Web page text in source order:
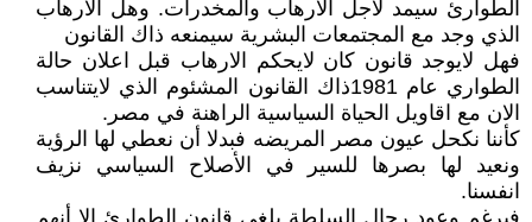
الطوارئ سيمد لأجل الأرهاب والمخدرات. وهل الأرهاب
الذي وجد مع المجتمعات البشرية سيمنعه ذاك القانون
فهل لايوجد قانون كان لايحكم الارهاب قبل اعلان حالة
الطواري عام 1981ذاك القانون المشئوم الذي لايتناسب
الان مع اقاويل الحياة السياسية الراهنة في مصر.
كأننا نكحل عيون مصر المريضه فبدلا أن نعطي لها الرؤية
ونعيد لها بصرها للسير في الأصلاح السياسي نزيف
انفسنا.